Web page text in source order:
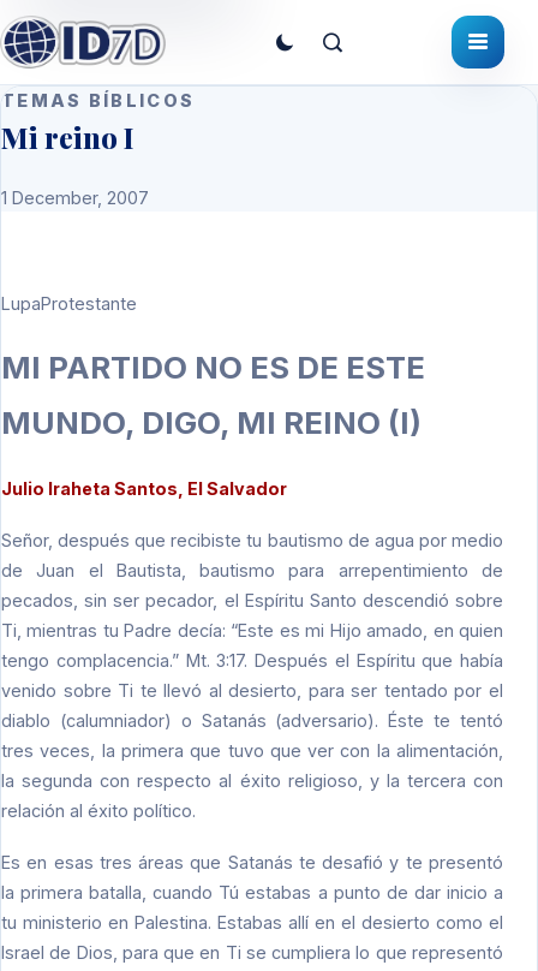
TEMAS BÍBLICOS
Mi reino I
1 December, 2007
LupaProtestante
MI PARTIDO NO ES DE ESTE
MUNDO, DIGO, MI REINO (I)
Julio Iraheta Santos, El Salvador
Señor, después que recibiste tu bautismo de agua por medio
de Juan el Bautista, bautismo para arrepentimiento de
pecados, sin ser pecador, el Espíritu Santo descendió sobre
Ti, mientras tu Padre decía: “Este es mi Hijo amado, en quien
tengo complacencia.” Mt. 3:17. Después el Espíritu que había
venido sobre Ti te llevó al desierto, para ser tentado por el
diablo (calumniador) o Satanás (adversario). Éste te tentó
tres veces, la primera que tuvo que ver con la alimentación,
la segunda con respecto al éxito religioso, y la tercera con
relación al éxito político.
Es en esas tres áreas que Satanás te desafió y te presentó
la primera batalla, cuando Tú estabas a punto de dar inicio a
tu ministerio en Palestina. Estabas allí en el desierto como el
Israel de Dios, para que en Ti se cumpliera lo que representó